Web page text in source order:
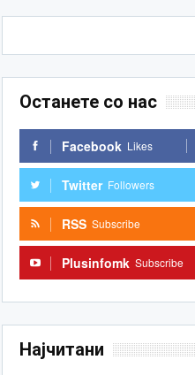
Останете со нас
Facebook Likes
Twitter Followers
RSS Subscribe
Plusinfomk Subscribe
Најчитани